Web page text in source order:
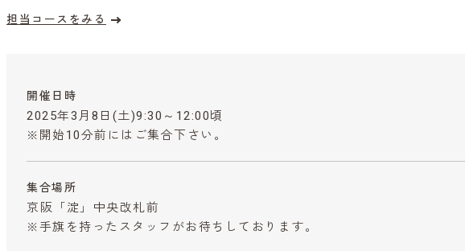
担当コースをみる
開催日時
2025年3月8日(土)9:30～12:00頃
※開始10分前にはご集合下さい。
集合場所
京阪「淀」中央改札前
※手旗を持ったスタッフがお待ちしております。